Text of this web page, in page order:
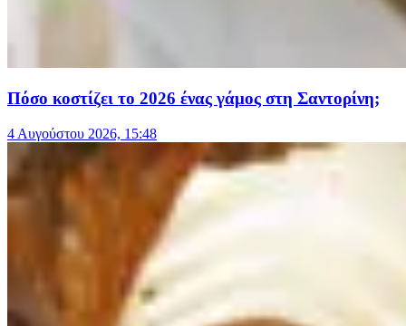
Πόσο κοστίζει το 2026 ένας γάμος στη Σαντορίνη;
4 Αυγούστου 2026, 15:48